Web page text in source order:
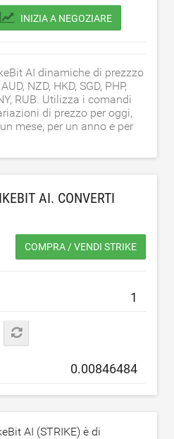
INIZIA A NEGOZIARE
AI dinamiche di prezzzo
NZD, HKD, SGD, PHP,
RUB. Utilizza i comandi
di prezzo per oggi,
mese, per un anno e per
AI. CONVERTI
COMPRA / VENDI STRIKE
AI (STRIKE) è di